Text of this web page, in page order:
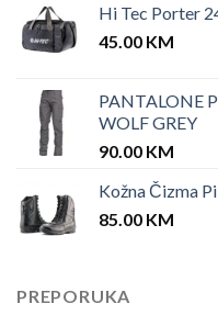
Hi Tec Porter
45.00 KM
PANTALONE
WOLF GREY
90.00 KM
Kožna Čizma
85.00 KM
PREPORUKA